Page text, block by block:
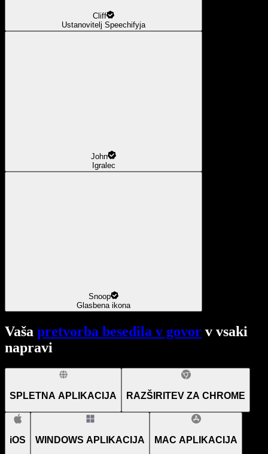
Cliff
Ustanovitelj Speechifyja
John
Igralec
Snoop
Glasbena ikona
Vaša pretvorba besedila v govor v vsaki
napravi
SPLETNA APLIKACIJA RAZŠIRITEV ZA CHROME
iOS WINDOWS APLIKACIJA MAC APLIKACIJA